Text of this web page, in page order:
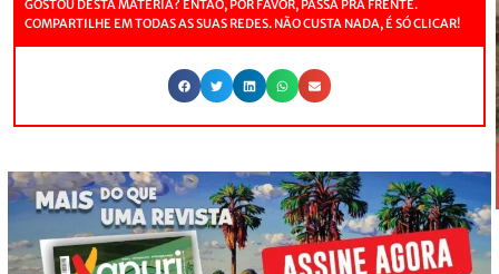
GOSTOU DESTA MATÉRIA? ENTÃO, POR FAVOR, PASSA PRA FRENTE.
COMPARTILHE EM TODAS AS SUAS REDES. NÃO CUSTA NADA, É SÓ CLICAR!